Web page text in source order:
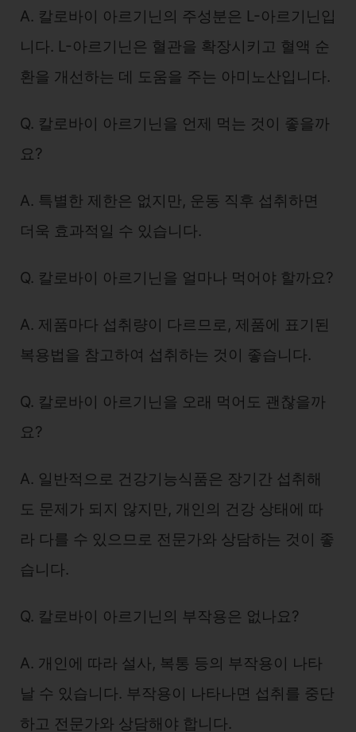
A. 칼로바이 아르기닌의 주성분은 L-아르기닌입
니다. L-아르기닌은 혈관을 확장시키고 혈액 순
환을 개선하는 데 도움을 주는 아미노산입니다.
Q. 칼로바이 아르기닌을 언제 먹는 것이 좋을까
요?
A. 특별한 제한은 없지만, 운동 직후 섭취하면
더욱 효과적일 수 있습니다.
Q. 칼로바이 아르기닌을 얼마나 먹어야 할까요?
A. 제품마다 섭취량이 다르므로, 제품에 표기된
복용법을 참고하여 섭취하는 것이 좋습니다.
Q. 칼로바이 아르기닌을 오래 먹어도 괜찮을까
요?
A. 일반적으로 건강기능식품은 장기간 섭취해
도 문제가 되지 않지만, 개인의 건강 상태에 따
라 다를 수 있으므로 전문가와 상담하는 것이 좋
습니다.
Q. 칼로바이 아르기닌의 부작용은 없나요?
A. 개인에 따라 설사, 복통 등의 부작용이 나타
날 수 있습니다. 부작용이 나타나면 섭취를 중단
하고 전문가와 상담해야 합니다.